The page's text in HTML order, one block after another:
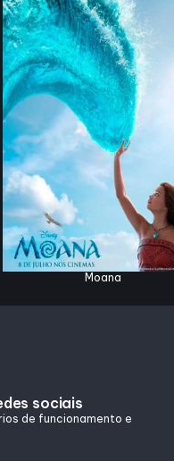
Moana
sociais
de funcionamento e